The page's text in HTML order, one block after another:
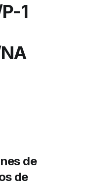
1
de
de